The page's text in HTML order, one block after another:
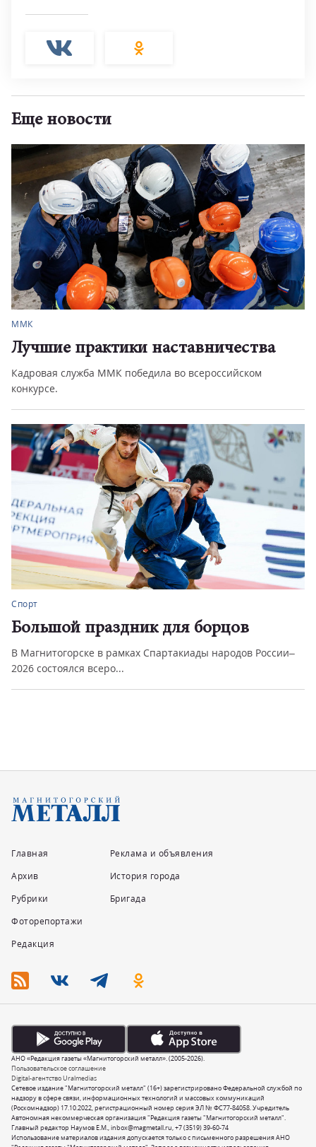
Еще новости
Город
Подарок к Дню знаний
Глава Магнитогорска оценил, как продвигаются
ремонтные работы в сквере и...
События и комментарии
От строительства школ до вопросов
экологии
Сергей Бердников встретился с коллективом
Магнитогорского цементно-огнеу...
Главная
Архив
Рубрики
Фоторепортажи
Редакция
Реклама и объявления
История города
Бригада
Сетевое издание "Магнитогорский металл" (16+) зарегистрировано Федеральной службой по
надзору в сфере связи, информационных технологий и массовых коммуникаций
(Роскомнадзор) 17.10.2022, регистрационный номер серия ЭЛ № ФС77-84058. Учредитель
Автономная некоммерческая организация "Редакция газеты "Магнитогорский металл".
Главный редактор Наумов Е.М.,inbox@magmetall.ru,+7 (3519) 39-60-74
Использование материалов издания допускается только с письменного разрешения АНО
Пользовательское соглашение
Digital-агентство Uralmedias
АНО «Редакция газеты «Магнитогорский металл». (2005-2026).